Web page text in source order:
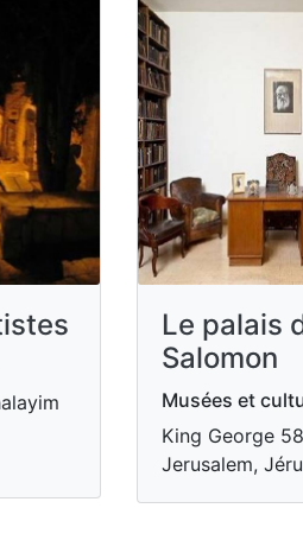
Le palais
Salomon
Musées et
King George
Jerusalem,